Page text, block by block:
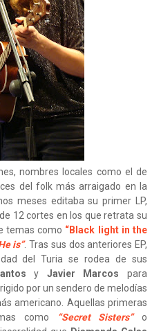
nombres locales como el de
del folk más arraigado en la
meses editaba su primer LP,
12 cortes en los que retrata su
temas como “Black light in the
is”. Tras sus dos anteriores EP,
del Turia se rodea de sus
y Javier Marcos para
por un sendero de melodías
americano. Aquellas primeras
como
“Secret Sisters”o